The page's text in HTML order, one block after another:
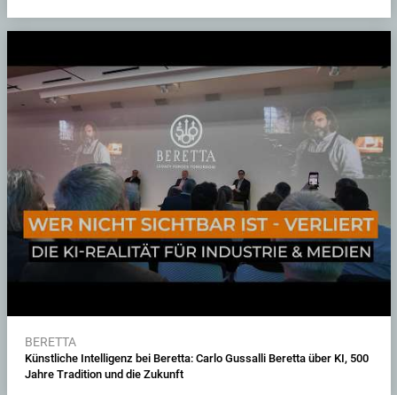
BERETTA
Künstliche Intelligenz bei Beretta: Carlo Gussalli Beretta über KI, 500
Jahre Tradition und die Zukunft